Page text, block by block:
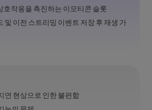
호작용을 촉진하는 이모티콘 슬롯
및 이전 스트리밍 이벤트 저장 후 재생 가
연 현상으로 인한 불편함